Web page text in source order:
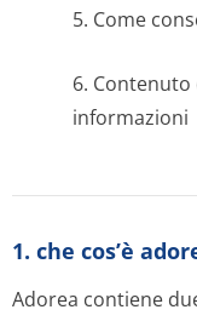
5. Come
6.
informazioni
1. che cos’è
Adorea contiene